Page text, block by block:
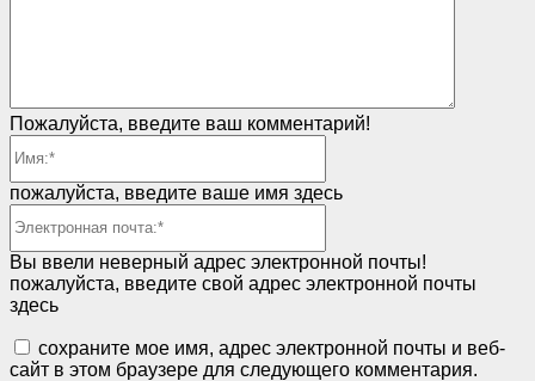
Пожалуйста, введите ваш комментарий!
пожалуйста, введите ваше имя здесь
Вы ввели неверный адрес электронной почты!
пожалуйста, введите свой адрес электронной почты
здесь
сохраните мое имя, адрес электронной почты и веб-
сайт в этом браузере для следующего комментария.